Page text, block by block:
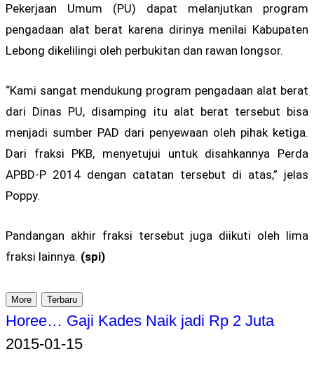
Pekerjaan Umum (PU) dapat melanjutkan program
pengadaan alat berat karena dirinya menilai Kabupaten
Lebong dikelilingi oleh perbukitan dan rawan longsor.
“Kami sangat mendukung program pengadaan alat berat
dari Dinas PU, disamping itu alat berat tersebut bisa
menjadi sumber PAD dari penyewaan oleh pihak ketiga.
Dari fraksi PKB, menyetujui untuk disahkannya Perda
APBD-P 2014 dengan catatan tersebut di atas,” jelas
Poppy.
Pandangan akhir fraksi tersebut juga diikuti oleh lima
fraksi lainnya. (spi)
More Terbaru
Horee… Gaji Kades Naik jadi Rp 2 Juta
2015-01-15